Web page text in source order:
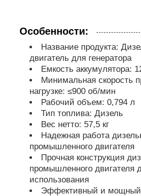
Особенности:
Название продукта:
двигатель для генератора
Емкость аккумулятора:
Минимальная скорость
нагрузке: ≤900 об/мин
Рабочий объем: 0,794 л
Тип топлива: Дизель
Вес нетто: 57,5 кг
Надежная работа
промышленного двигателя
Прочная конструкция
промышленного двигателя
использования
Эффективный и мощный